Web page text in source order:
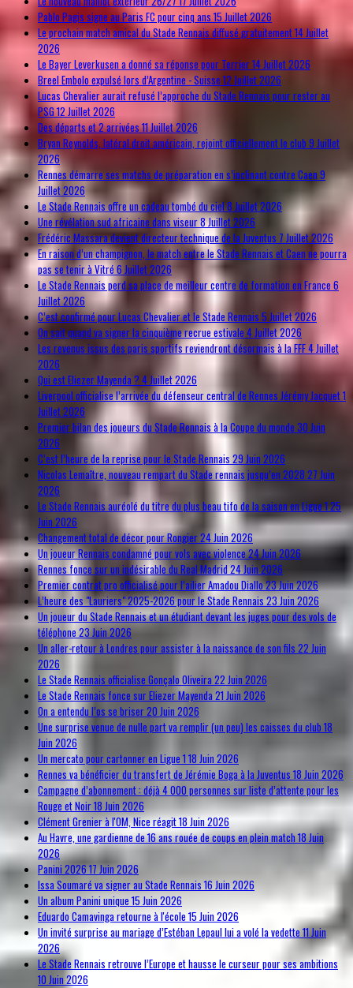
Pablo Pagis signe au Paris FC pour cinq ans15 Juillet 2026
Le prochain match amical du Stade Rennais diffusé gratuitement14 Juillet
2026
Le Bayer Leverkusen a donné sa réponse pour Terrier14 Juillet 2026
Breel Embolo expulsé lors d’Argentine - Suisse 12 Juillet 2026
Lucas Chevalier aurait refusé l’approche du Stade Rennais pour rester au
PSG12 Juillet 2026
Des départs et 2 arrivées11 Juillet 2026
Bryan Reynolds, latéral droit américain, rejoint officiellement le club 9 Juillet
2026
Rennes démarre ses matchs de préparation en s’inclinant contre Caen 9
Juillet 2026
Le Stade Rennais offre un cadeau tombé du ciel8 Juillet 2026
Une révélation sud africaine dans viseur8 Juillet 2026
Frédéric Massara devient directeur technique de la Juventus 7 Juillet 2026
En raison d’un champignon, le match entre le Stade Rennais et Caen ne pourra
pas se tenir à Vitré 6 Juillet 2026
Le Stade Rennais perd sa place de meilleur centre de formation en France 6
Juillet 2026
C’est confirmé pour Lucas Chevalier et le Stade Rennais 5 Juillet 2026
On sait quand va signer la cinquième recrue estivale 4 Juillet 2026
Les revenus issus des paris sportifs reviendront désormais à la FFF4 Juillet
2026
Qui est Eliezer Mayenda ? 4 Juillet 2026
Liverpool officialise l’arrivée du défenseur central de Rennes Jérémy Jacquet1
Juillet 2026
Premier bilan des joueurs du Stade Rennais à la Coupe du monde 30 Juin
2026
C’est l’heure de la reprise pour le Stade Rennais 29 Juin 2026
Nicolas Lemaître, nouveau rempart du Stade rennais jusqu’en 2028 27 Juin
2026
Le Stade Rennais auréolé du titre du plus beau tifo de la saison en Ligue 125
Juin 2026
Changement total de décor pour Rongier24 Juin 2026
Un joueur Rennais condamné pour vols avec violence24 Juin 2026
Rennes fonce sur un indésirable du Real Madrid24 Juin 2026
Premier contrat pro officialisé pour l’ailier Amadou Diallo23 Juin 2026
L’heure des "Lauriers" 2025-2026 pour le Stade Rennais23 Juin 2026
Un joueur du Stade Rennais et un étudiant devant les juges pour des vols de
téléphone23 Juin 2026
Un aller-retour à Londres pour assister à la naissance de son fils 22 Juin
2026
Le Stade Rennais officialise Gonçalo Oliveira 22 Juin 2026
Le Stade Rennais fonce sur Eliezer Mayenda21 Juin 2026
On a entendu l’os se briser20 Juin 2026
Une surprise venue de nulle part va remplir (un peu) les caisses du club 18
Juin 2026
Un mercato pour cartonner en Ligue 118 Juin 2026
Rennes va bénéficier du transfert de Jérémie Boga à la Juventus 18 Juin 2026
Campagne d’abonnement : déjà 4 000 personnes sur liste d’attente pour les
Rouge et Noir18 Juin 2026
Clément Grenier à l'OM, Nice réagit18 Juin 2026
Au Havre, une gardienne de 16 ans rouée de coups en plein match18 Juin
2026
Panini 202617 Juin 2026
Issa Soumaré va signer au Stade Rennais16 Juin 2026
Un album Panini unique15 Juin 2026
Eduardo Camavinga retourne à l'école15 Juin 2026
Un invité surprise au mariage d’Estéban Lepaul lui a volé la vedette11 Juin
2026
Le Stade Rennais retrouve l’Europe et hausse le curseur pour ses ambitions
10 Juin 2026